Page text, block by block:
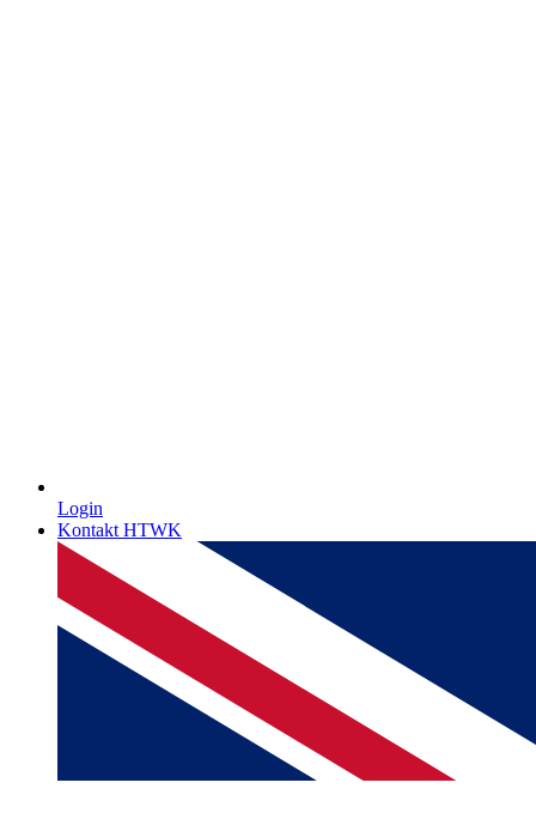
Login
Kontakt HTWK